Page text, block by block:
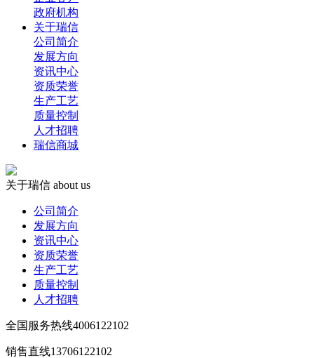
政府机构
关于瑞信
公司简介
发展方向
资讯中心
资质荣誉
生产工艺
质量控制
人才招聘
瑞信商城
关于瑞信 about us
公司简介
发展方向
资讯中心
资质荣誉
生产工艺
质量控制
人才招聘
全国服务热线4006122102
销售直线13706122102